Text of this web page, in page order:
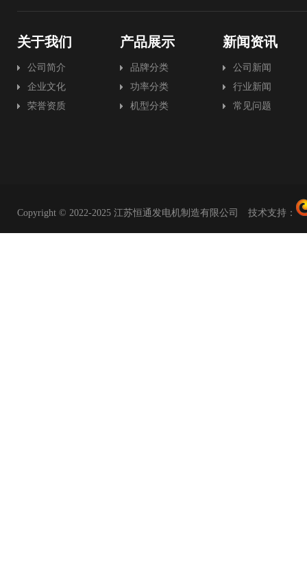
关于我们
公司简介
企业文化
荣誉资质
产品展示
品牌分类
功率分类
机型分类
新闻资讯
公司新闻
行业新闻
常见问题
Copyright © 2022-2025 江苏恒通发电机制造有限公司 技术支持：